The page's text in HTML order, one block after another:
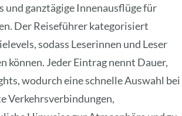
ganztägige Innenausflüge für
Der Reiseführer kategorisiert
sodass Leserinnen und Leser
können. Jeder Eintrag nennt Dauer,
wodurch eine schnelle Auswahl bei
Verkehrsverbindungen,